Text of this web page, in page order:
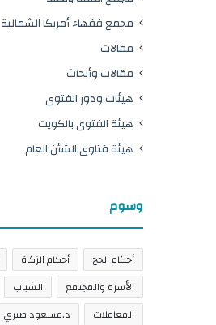
مجمع فقهاء أمريكا الشمالية
مقالات
مقالات وأبحاث
هيئات ودور الفتوى
هيئة الفتوى بالكويت
هيئة فتاوى الشأن العام
وسوم
أحكام الحج أحكام الزكاة
الأسرة والمجتمع
الشباب
المعاملات
د.مسعود صبري